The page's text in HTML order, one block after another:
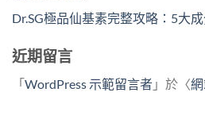
Dr.SG極品仙基素完整攻略：5大
近期留言
「WordPress 示範留言者 」於〈